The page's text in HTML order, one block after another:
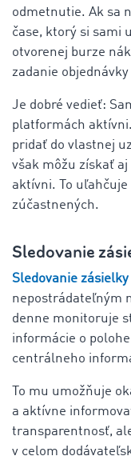
odmetnutie. Ak sa
čase, ktorý si sami
otvorenej burze
zadanie
Je dobré vedieť:
platformách
pridať do vlastnej
však môžu získať
aktívni. To
zúčastnených.
Sledovanie
Sledovanie
nepostrádateľným
denne monitoruje
informácie o
centrálneho
To mu umožňuje
a aktívne
transparentnosť,
v celom